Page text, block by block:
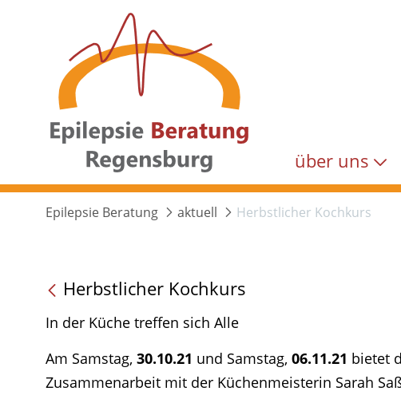
über uns
Epilepsie Beratung aktuell Herbstlicher Kochkurs
Herbstlicher Kochkurs
In der Küche treffen sich Alle
Am Samstag, 30.10.21 und Samstag, 06.11.21 bietet
Zusammenarbeit mit der Küchenmeisterin Sarah